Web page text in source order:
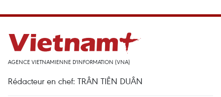
AGENCE VIETNAMIENNE D'INFORMATION (VNA)
Rédacteur en chef: TRÂN TIÊN DUÂN